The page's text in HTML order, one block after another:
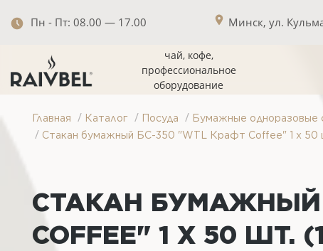
Пн - Пт: 08.00 — 17.00 Минск, ул.
чай, кофе,
профессиональное
оборудование
Главная / Каталог / Посуда / Бумажные одноразовые
/ Стакан бумажный БС-350 "WTL Крафт Coffee" 1 х 50
СТАКАН БУМАЖНЫЙ
COFFEE" 1 Х 50